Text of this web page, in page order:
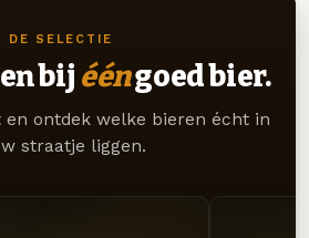
DE SELECTIE
bij ééngoed bier.
en ontdek welke bieren écht in
straatje liggen.